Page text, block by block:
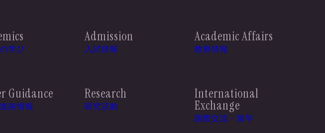
学び
Admission
入試情報
Academic Affairs
教務情報
Guidance
路情報
Research
研究活動
International
Exchange
国際交流・留学